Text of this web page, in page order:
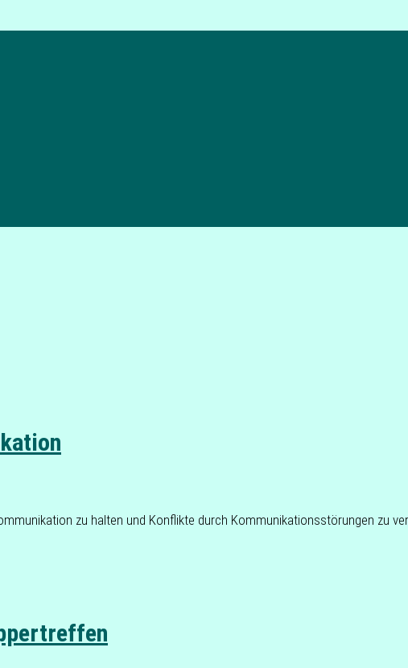
zu halten und Kon­flik­te durch Kom­mu­ni­ka­ti­ons­stö­run­gen zu